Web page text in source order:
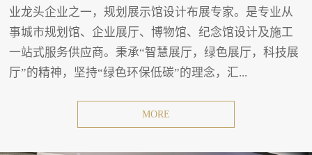
业龙头企业之一，规划展示馆设计布展专家。是专业从
事城市规划馆、企业展厅、博物馆、纪念馆设计及施工
一站式服务供应商。秉承“智慧展厅，绿色展厅，科技展
厅”的精神，坚持“绿色环保低碳”的理念，汇...
MORE